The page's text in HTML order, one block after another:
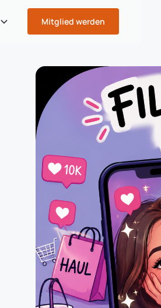
Mitglied werden